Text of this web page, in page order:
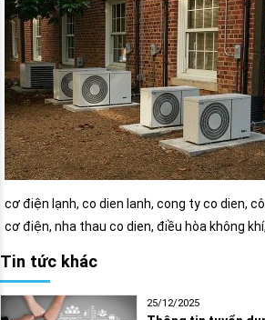
cơ điện lạnh, co dien lanh, cong ty co dien,
cơ điện, nha thau co dien, điều hòa không
Tin tức khác
25/12/2025